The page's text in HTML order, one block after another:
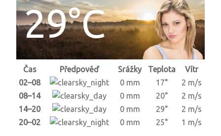
29°C
Čas Předpověď Srážky Teplota
Vítr
02–08
0 mm 17°
2 m/s
08–14
0 mm 20°
2 m/s
14–20
0 mm 29°
2 m/s
20–02
0 mm 25° 1 m/s